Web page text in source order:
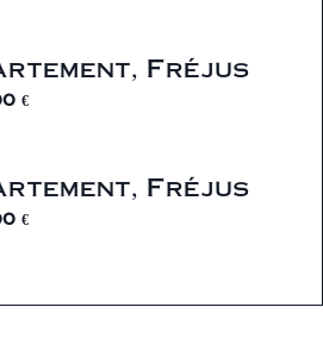
Fréjus
€
Fréjus
€